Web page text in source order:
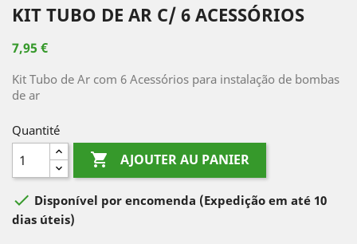
KIT TUBO DE AR C/ 6 ACESSÓRIOS
7,95 €
Kit Tubo de Ar com 6 Acessórios para instalação de bombas
de ar
Quantité
 AJOUTER AU PANIER
 Disponível por encomenda (Expedição em até 10
dias úteis)